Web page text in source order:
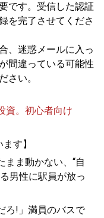
です。受信した認証
を完了させてくださ
、迷惑メールに入っ
間違っている可能性
さい。
資。初心者向け
す】
ま動かない、“自
男性に駅員が放っ
ろ!」満員のバスで